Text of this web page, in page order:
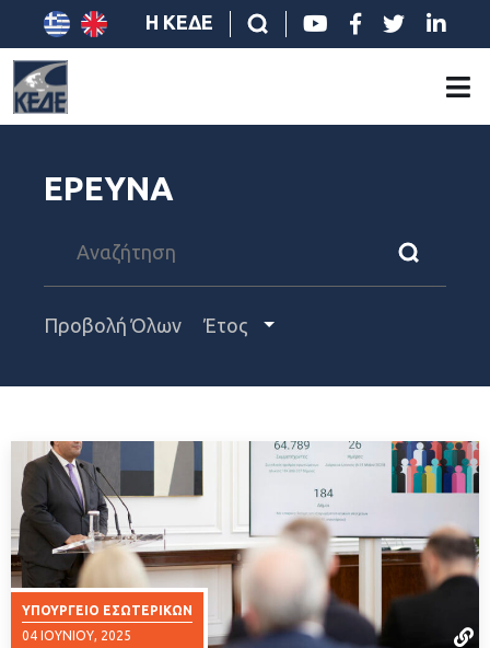
Η ΚΕΔΕ
ΕΡΕΥΝΑ
Προβολή Όλων Έτος
ΥΠΟΥΡΓΕΊΟ ΕΣΩΤΕΡΙΚΏΝ
04 ΙΟΥΝΊΟΥ, 2025